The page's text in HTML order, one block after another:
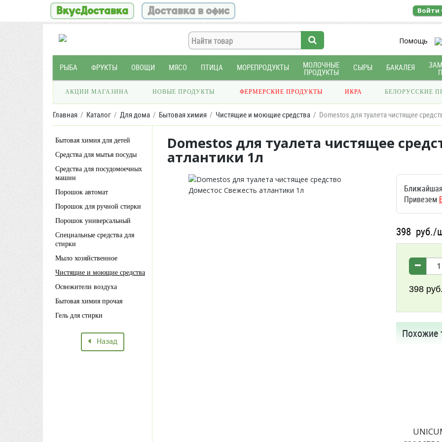
ВкусДоставка Доставка в офис Войти
Помощь
РЫБА ФРУКТЫ ОВОЩИ МЯСО ПТИЦА МОРЕПРОДУКТЫ МОЛОЧНЫЕ
ПРОДУКТЫ
СЫРЫ БАКАЛЕЯ
АКЦИИ МАГАЗИНА НОВЫЕ ПРОДУКТЫ ФЕРМЕРСКИЕ ПРОДУКТЫ ИКРА БЕЛОРУССКИЕ
Главная Каталог Для дома Бытовая химия Чистящие и моющие средства Domestos для туалета чистящее
Бытовая химия для детей
Средства для мытья посуды
Средства для посудомоечных
машин
Порошок автомат
Порошок для ручной стирки
Порошок универсальный
Специальные средства для
стирки
Мыло хозяйственное
Чистящие и моющие средства
Освежители воздуха
Бытовая химия прочая
Гель для стирки
Назад
Domestos для туалета чистящее
атлантики 1л
Привезем
398 руб./
398 руб.
Похожие